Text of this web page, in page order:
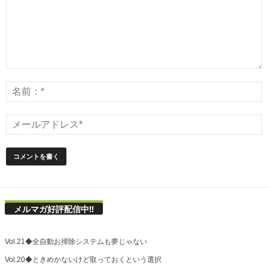
メルマガ好評配信中!!
Vol.21◆全自動お掃除システムも夢じゃない
Vol.20◆ときめかないけど取っておくという選択